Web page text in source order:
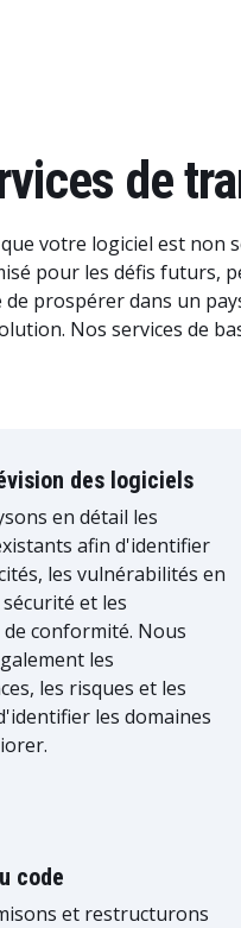
de
votre logiciel est non
pour les défis futurs,
prospérer dans un
Nos services de
des logiciels
en détail les
afin d'identifier
les vulnérabilités en
et les
conformité. Nous
les
les risques et les
les domaines
code
et restructurons